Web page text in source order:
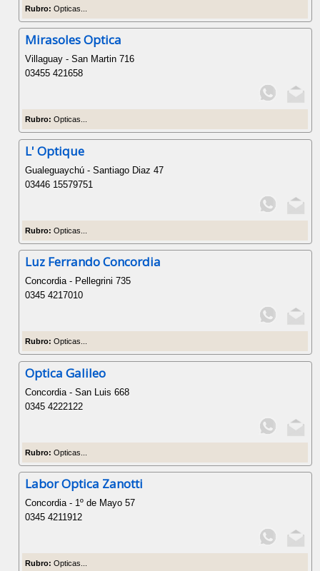
Rubro: Opticas...
Mirasoles Optica
Villaguay - San Martin 716
03455 421658
Rubro: Opticas...
L' Optique
Gualeguaychú - Santiago Diaz 47
03446 15579751
Rubro: Opticas...
Luz Ferrando Concordia
Concordia - Pellegrini 735
0345 4217010
Rubro: Opticas...
Optica Galileo
Concordia - San Luis 668
0345 4222122
Rubro: Opticas...
Labor Optica Zanotti
Concordia - 1º de Mayo 57
0345 4211912
Rubro: Opticas...